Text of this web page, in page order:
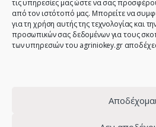
τις υπηρεσίες μας ώστε να σας
από τον ιστότοπό μας. Μπορείτε να
για τη χρήση αυτής της τεχνολογίας και
προσωπικών σας δεδομένων για τους
των υπηρεσιών του agriniokey.gr
Αποδέχομαι